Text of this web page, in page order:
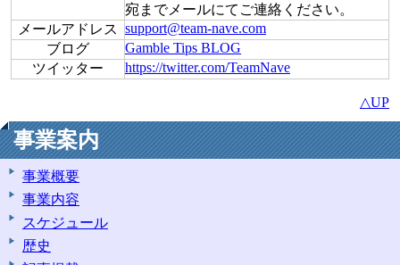
宛までメールにてご連絡ください。
メールアドレス support@team-nave.com
ブログ
Gamble Tips BLOG
ツイッター
https://twitter.com/TeamNave
△UP
事業案内
事業概要
事業内容
スケジュール
歴史